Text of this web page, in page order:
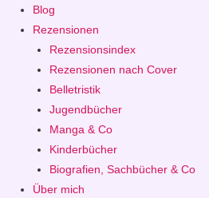
Blog
Rezensionen
Rezensionsindex
Rezensionen nach Cover
Belletristik
Jugendbücher
Manga & Co
Kinderbücher
Biografien, Sachbücher & Co
Über mich